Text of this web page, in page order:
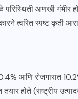
आणखी गंभीर
त्वरित स्पष्ट कृती
आणि रोजगारात
होते (राष्ट्रीय